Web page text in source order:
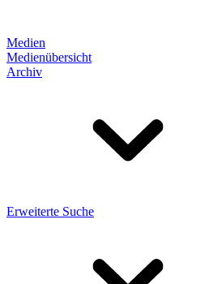
Medien
Medienübersicht
Archiv
Erweiterte Suche